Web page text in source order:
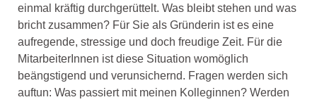
einmal kräftig durchgerüttelt. Was bleibt stehen und was
bricht zusammen? Für Sie als Gründerin ist es eine
aufregende, stressige und doch freudige Zeit. Für die
MitarbeiterInnen ist diese Situation womöglich
beängstigend und verunsichernd. Fragen werden sich
auftun: Was passiert mit meinen Kolleginnen? Werden